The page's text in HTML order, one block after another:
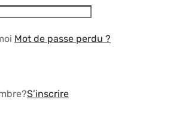
Mot de passe perdu ?
S’inscrire